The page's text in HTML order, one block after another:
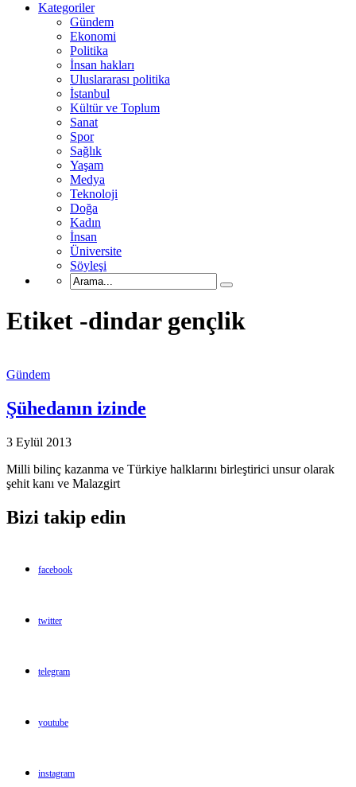
Kategoriler
Gündem
Ekonomi
Politika
İnsan hakları
Uluslararası politika
İstanbul
Kültür ve Toplum
Sanat
Spor
Sağlık
Yaşam
Medya
Teknoloji
Doğa
Kadın
İnsan
Üniversite
Söyleşi
Etiket -dindar gençlik
Gündem
Şühedanın izinde
3 Eylül 2013
Milli bilinç kazanma ve Türkiye halklarını birleştirici unsur olarak
şehit kanı ve Malazgirt
Bizi takip edin
facebook
twitter
telegram
youtube
instagram